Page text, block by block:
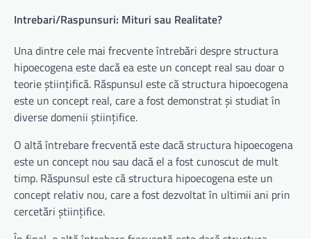
Intrebari/Raspunsuri: Mituri sau Realitate?
Una dintre cele mai frecvente întrebări despre structura
hipoecogena este dacă ea este un concept real sau doar o
teorie științifică. Răspunsul este că structura hipoecogena
este un concept real, care a fost demonstrat și studiat în
diverse domenii științifice.
O altă întrebare frecventă este dacă structura hipoecogena
este un concept nou sau dacă el a fost cunoscut de mult
timp. Răspunsul este că structura hipoecogena este un
concept relativ nou, care a fost dezvoltat în ultimii ani prin
cercetări științifice.